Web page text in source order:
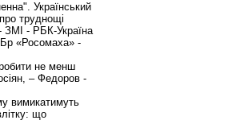
Український
труднощі
- РБК-Україна
«Росомаха» -
не менш
– Федоров -
вимикатимуть
що